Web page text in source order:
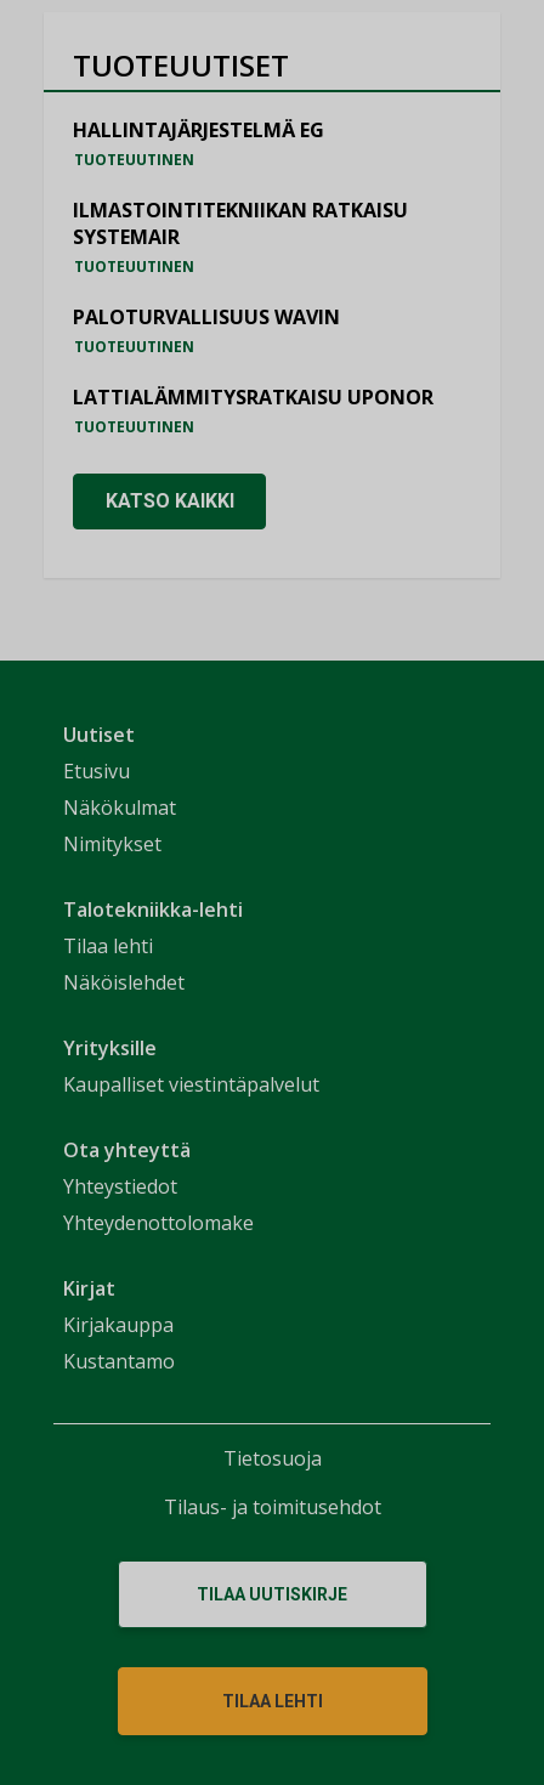
TUOTEUUTISET
HALLINTAJÄRJESTELMÄ EG
TUOTEUUTINEN
ILMASTOINTITEKNIIKAN RATKAISU
SYSTEMAIR
TUOTEUUTINEN
PALOTURVALLISUUS WAVIN
TUOTEUUTINEN
LATTIALÄMMITYSRATKAISU UPONOR
TUOTEUUTINEN
KATSO KAIKKI
Uutiset
Etusivu
Näkökulmat
Nimitykset
Talotekniikka-lehti
Tilaa lehti
Näköislehdet
Yrityksille
Kaupalliset viestintäpalvelut
Ota yhteyttä
Yhteystiedot
Yhteydenottolomake
Kirjat
Kirjakauppa
Kustantamo
TILAA UUTISKIRJE
TILAA LEHTI
Tietosuoja
Tilaus- ja toimitusehdot